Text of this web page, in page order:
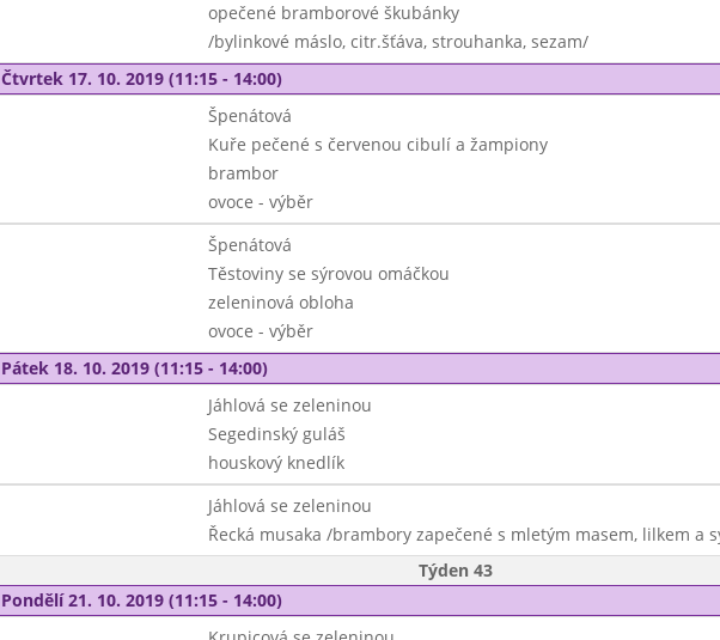
opečené bramborové škubánky
/bylinkové máslo, citr.šťáva, strouhanka, sezam/
Čtvrtek 17. 10. 2019 (11:15 - 14:00)
Špenátová
Kuře pečené s červenou cibulí a žampiony
brambor
ovoce - výběr
Špenátová
Těstoviny se sýrovou omáčkou
zeleninová obloha
ovoce - výběr
Pátek 18. 10. 2019 (11:15 - 14:00)
Jáhlová se zeleninou
Segedinský guláš
houskový knedlík
Jáhlová se zeleninou
Řecká musaka /brambory zapečené s mletým masem, lilkem a
Týden 43
Pondělí 21. 10. 2019 (11:15 - 14:00)